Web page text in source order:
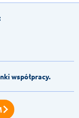
współpracy.